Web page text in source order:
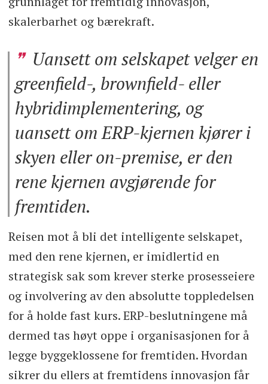
skalerbarhet og bærekraft.
Uansett om selskapet velger en
greenfield-, brownfield- eller
hybridimplementering, og
uansett om ERP-kjernen kjører i
skyen eller on-premise, er den
rene kjernen avgjørende for
fremtiden.
Reisen mot å bli det intelligente selskapet,
med den rene kjernen, er imidlertid en
strategisk sak som krever sterke prosesseiere
og involvering av den absolutte toppledelsen
for å holde fast kurs. ERP-beslutningene må
dermed tas høyt oppe i organisasjonen for å
legge byggeklossene for fremtiden. Hvordan
sikrer du ellers at fremtidens innovasjon får